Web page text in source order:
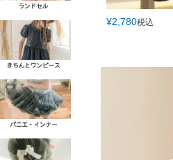
¥2,780税込